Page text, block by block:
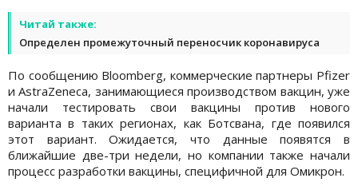
Читай также:
Определен промежуточный переносчик коронавируса
По сообщению Bloomberg, коммерческие партнеры Pfizer
и AstraZeneca, занимающиеся производством вакцин, уже
начали тестировать свои вакцины против нового
варианта в таких регионах, как Ботсвана, где появился
этот вариант. Ожидается, что данные появятся в
ближайшие две-три недели, но компании также начали
процесс разработки вакцины, специфичной для Омикрон.